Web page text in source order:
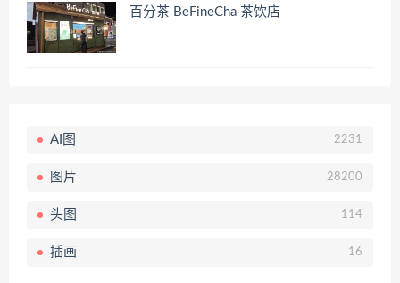
百分茶 BeFineCha 茶饮店
AI图 2231
图片 28200
头图 114
插画 16